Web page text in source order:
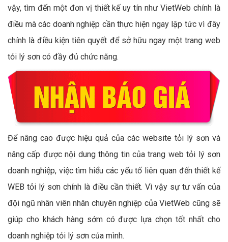
vậy, tìm đến một đơn vị thiết kế uy tín như VietWeb chính là
điều mà các doanh nghiệp cần thực hiện ngay lập tức vì đây
chính là điều kiện tiên quyết để sở hữu ngay một trang web
tỏi lý sơn có đầy đủ chức năng.
Để nâng cao được hiệu quả của các website tỏi lý sơn và
nâng cấp được nội dung thông tin của trang web tỏi lý sơn
doanh nghiệp, việc tìm hiểu các yếu tố liên quan đến thiết kế
WEB tỏi lý sơn chính là điều cần thiết. Vì vậy sự tư vấn của
đội ngũ nhân viên nhân chuyên nghiệp của VietWeb cũng sẽ
giúp cho khách hàng sớm có được lựa chọn tốt nhất cho
doanh nghiệp tỏi lý sơn của mình.